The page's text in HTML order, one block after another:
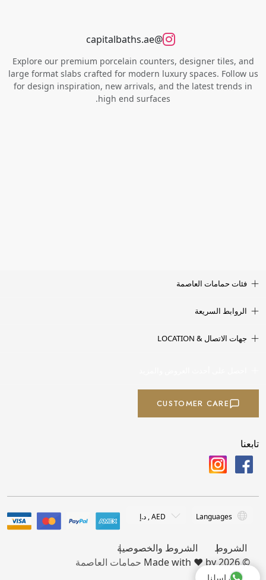
@capitalbaths.ae
Explore our premium porcelain counters, designer tiles, and
large format slabs crafted for modern luxury spaces. Follow us
for design inspiration, new arrivals, and the latest trends in
high end surfaces.
فئات حمامات العاصمة
الروابط السريعة
جهات الاتصال & LOCATION
CUSTOMER CARE
تابعنا
الشروط
الشروط والخصوصية
© 2026 Made with ❤️ by
حمامات العاصمة
راسلنا